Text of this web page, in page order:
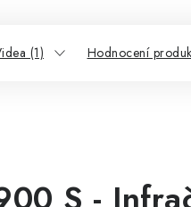
(1) Hodnocení